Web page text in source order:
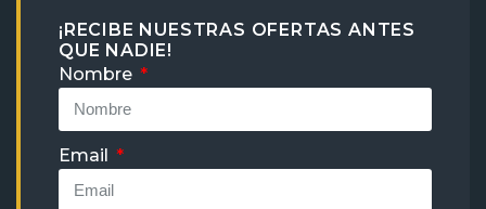
¡RECIBE NUESTRAS OFERTAS ANTES
QUE NADIE!
Nombre
Email